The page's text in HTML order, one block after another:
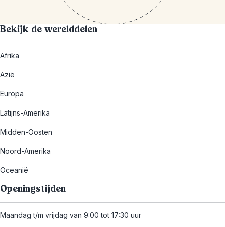
Bekijk de werelddelen
Afrika
Azië
Europa
Latijns-Amerika
Midden-Oosten
Noord-Amerika
Oceanië
Openingstijden
Maandag t/m vrijdag van 9:00 tot 17:30 uur